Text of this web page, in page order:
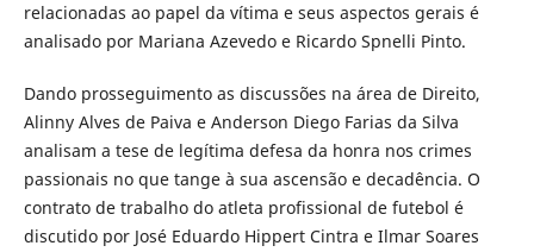
relacionadas ao papel da vítima e seus aspectos gerais é
analisado por Mariana Azevedo e Ricardo Spnelli Pinto.
Dando prosseguimento as discussões na área de Direito,
Alinny Alves de Paiva e Anderson Diego Farias da Silva
analisam a tese de legítima defesa da honra nos crimes
passionais no que tange à sua ascensão e decadência. O
contrato de trabalho do atleta profissional de futebol é
discutido por José Eduardo Hippert Cintra e Ilmar Soares